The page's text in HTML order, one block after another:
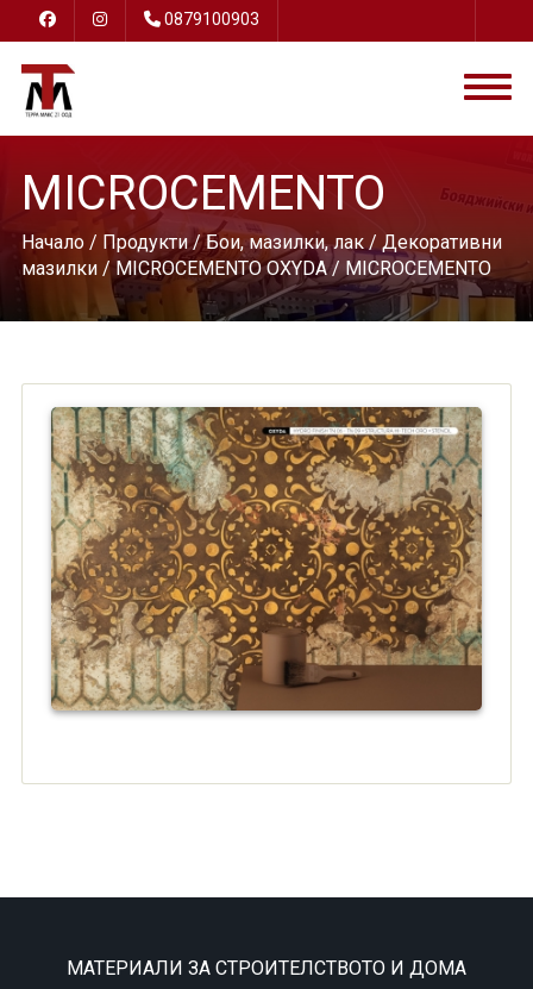
0879100903
MICROCEMENTO
Начало/ Продукти/Бои, мазилки, лак/ Декоративни
мазилки/ MICROCEMENTO OXYDA/ MICROCEMENTO
МАТЕРИАЛИ ЗА СТРОИТЕЛСТВОТО И ДОМА